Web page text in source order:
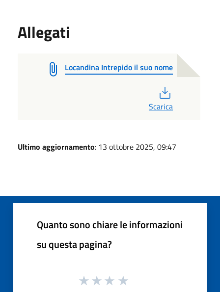
Allegati
Locandina Intrepido il suo nome
Scarica
Ultimo aggiornamento: 13 ottobre 2025, 09:47
Quanto sono chiare le informazioni
su questa pagina?